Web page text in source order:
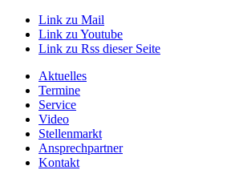
Link zu Mail
Link zu Youtube
Link zu Rss dieser Seite
Aktuelles
Termine
Service
Video
Stellenmarkt
Ansprechpartner
Kontakt